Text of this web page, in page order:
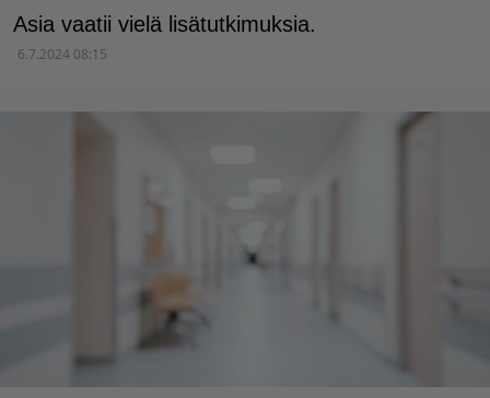
Asia vaatii vielä lisätutkimuksia.
6.7.2024 08:15